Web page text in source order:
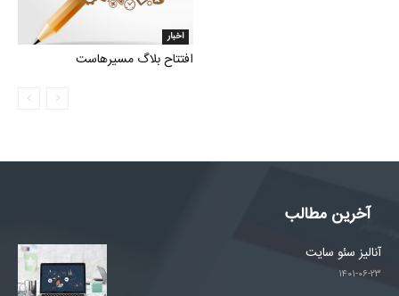
اخبار
افتتاح بلاگ مسیرهاست
آخرین مطالب
آنالیز سئو سایت
۱۴۰۱-۰۶-۲۳